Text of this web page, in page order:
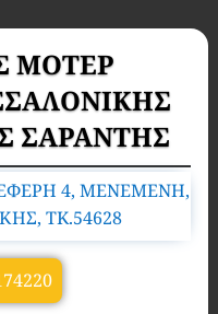
ΜΟΤΕΡ
ΣΑΡΑΝΤΗΣ
4, ΜΕΝΕΜΕΝΗ,
TK.54628